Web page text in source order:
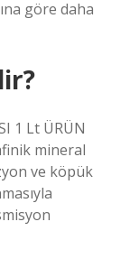
göre daha
1 Lt ÜRÜN
mineral
ve köpük